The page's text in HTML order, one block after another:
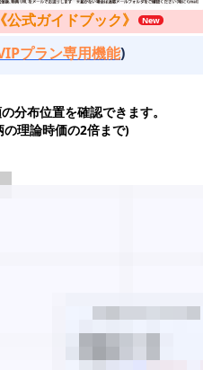
公式ガイドブック》
プラン専用機能)
分布位置を確認できます。
理論時価の2倍まで)